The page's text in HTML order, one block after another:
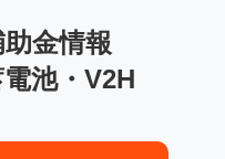
金情報
池・V2H